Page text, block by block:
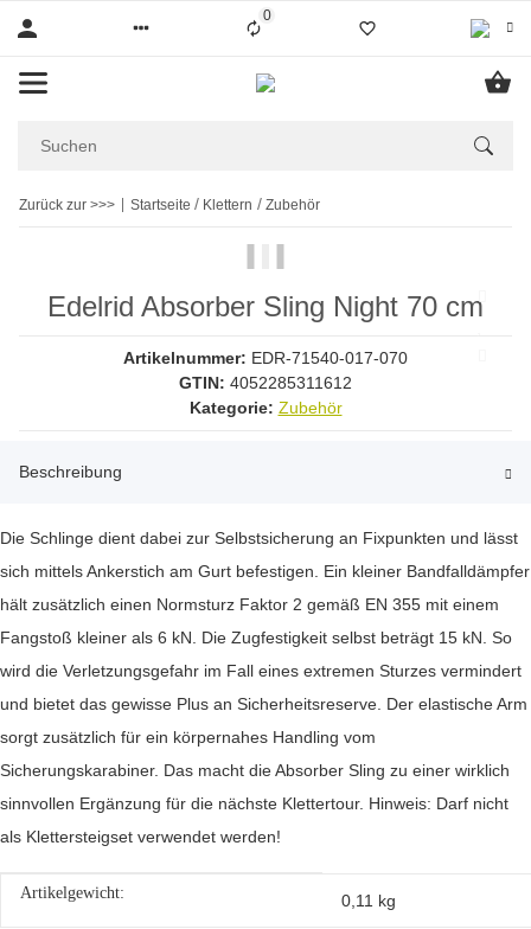
0Liste ist leer
Zurück zur >>> Startseite Klettern Zubehör
Edelrid Absorber Sling Night 70 cm
Artikelnummer: EDR-71540-017-070
GTIN: 4052285311612
Kategorie: Zubehör
Beschreibung
Die Schlinge dient dabei zur Selbstsicherung an Fixpunkten und lässt
sich mittels Ankerstich am Gurt befestigen. Ein kleiner Bandfalldämpfer
hält zusätzlich einen Normsturz Faktor 2 gemäß EN 355 mit einem
Fangstoß kleiner als 6 kN. Die Zugfestigkeit selbst beträgt 15 kN. So
wird die Verletzungsgefahr im Fall eines extremen Sturzes vermindert
und bietet das gewisse Plus an Sicherheitsreserve. Der elastische Arm
sorgt zusätzlich für ein körpernahes Handling vom
Sicherungskarabiner. Das macht die Absorber Sling zu einer wirklich
sinnvollen Ergänzung für die nächste Klettertour. Hinweis: Darf nicht
als Klettersteigset verwendet werden!
Produkteigenschaft
Wert
Artikelgewicht: 0,11 kg